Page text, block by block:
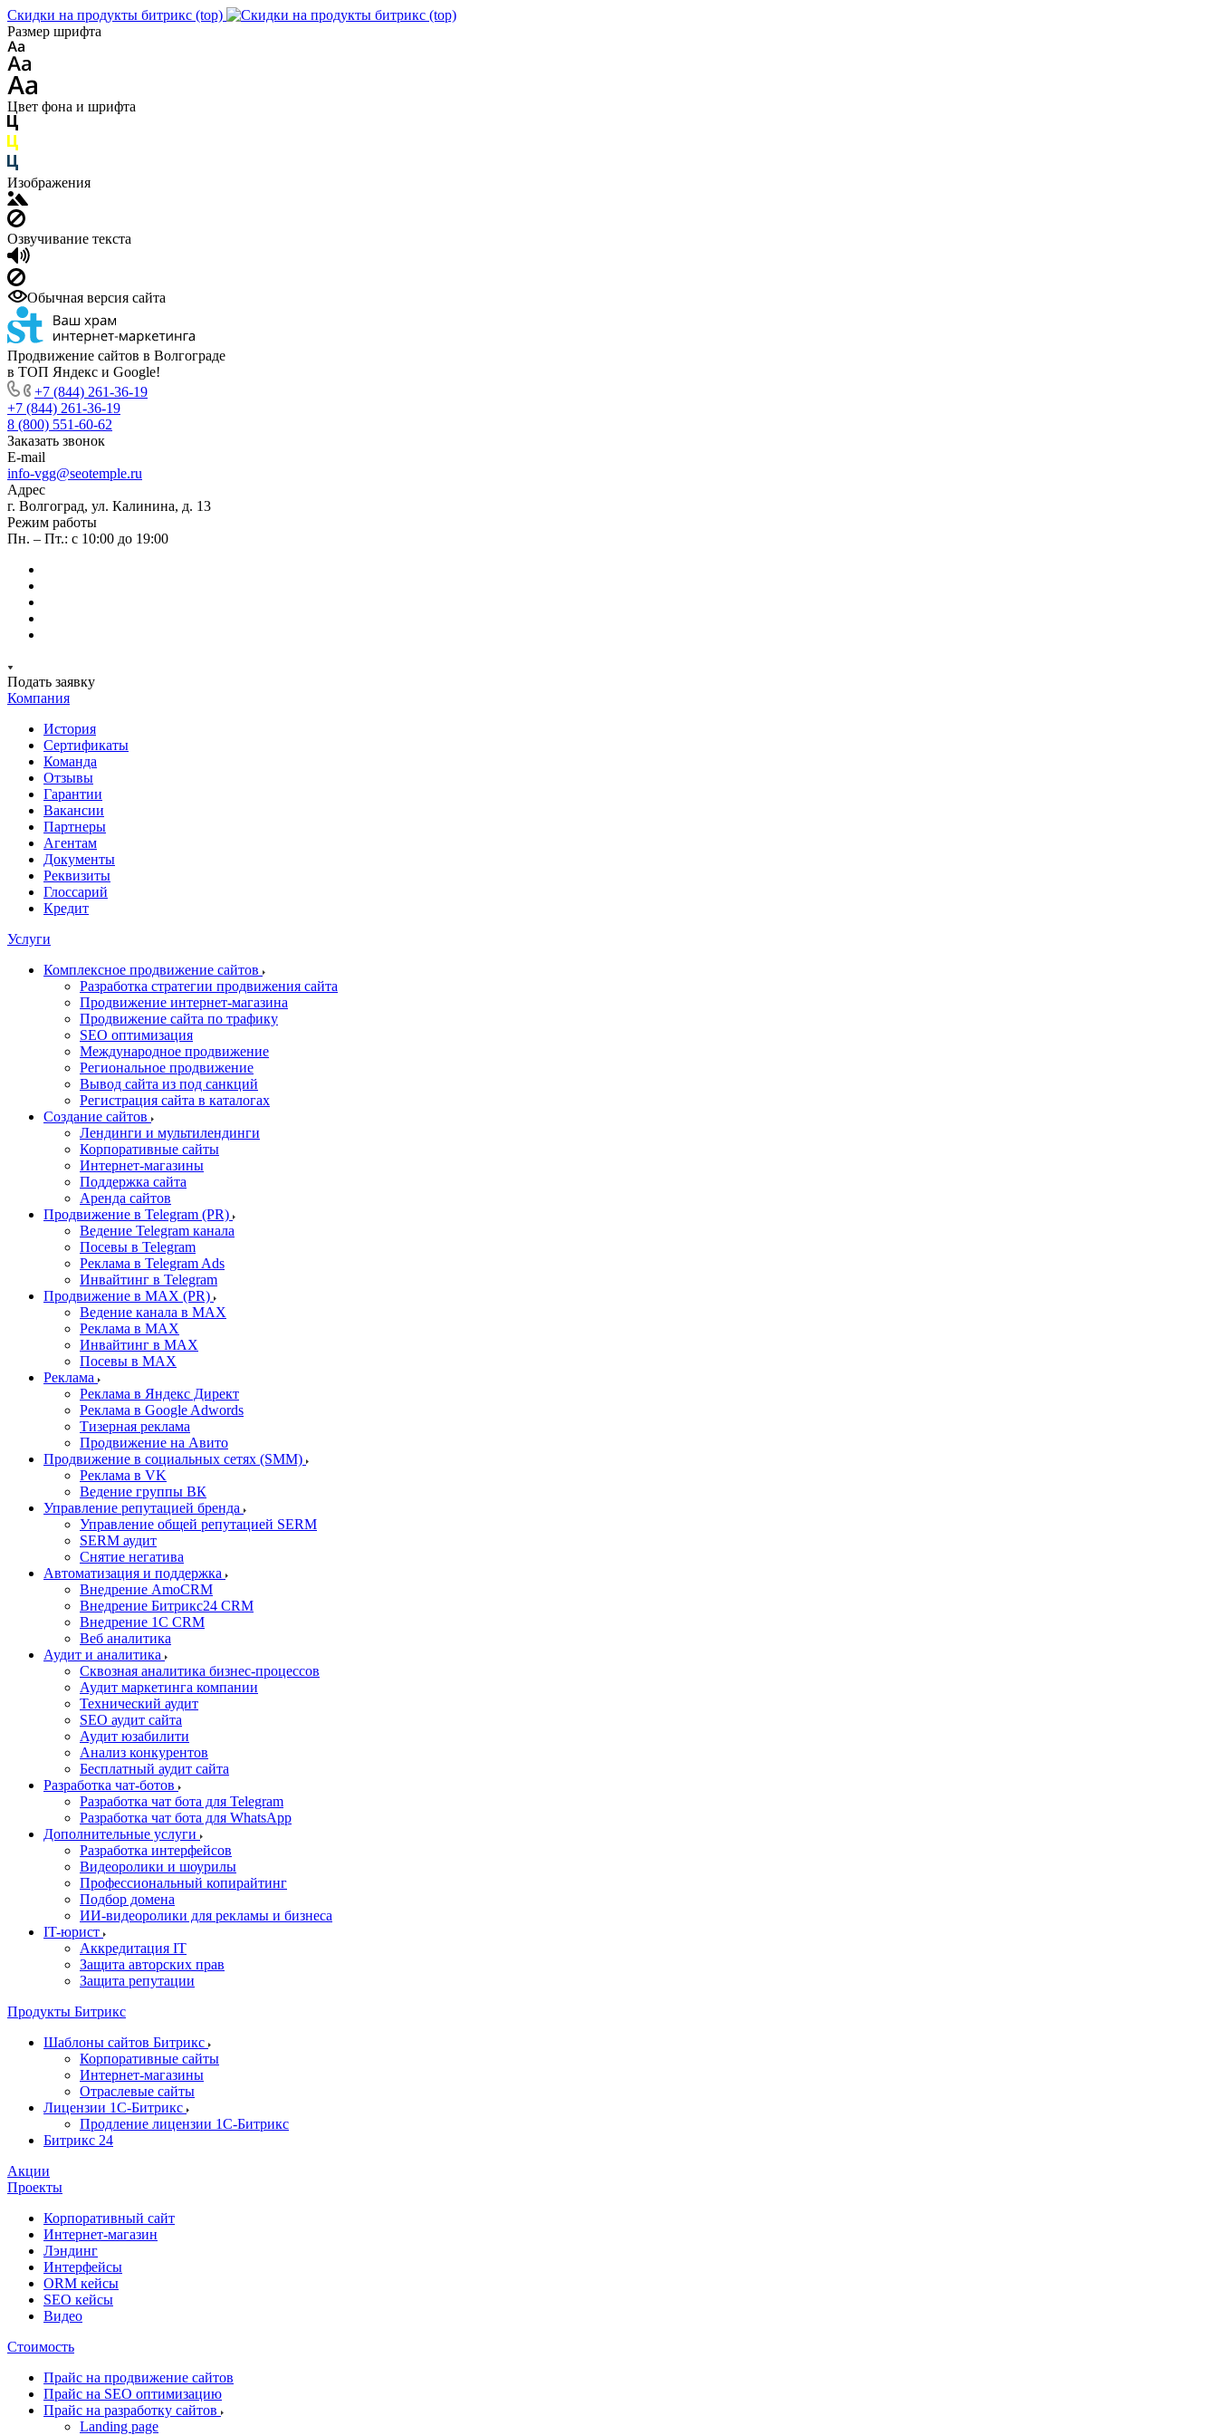
Скидки на продукты битрикс (top)
Размер шрифта
Цвет фона и шрифта
Изображения
Озвучивание текста
Обычная версия сайта
Продвижение сайтов в Волгограде
в ТОП Яндекс и Google!
+7 (844) 261-36-19
+7 (844) 261-36-19
8 (800) 551-60-62
Заказать звонок
E-mail
info-vgg@seotemple.ru
Адрес
г. Волгоград, ул. Калинина, д. 13
Режим работы
Пн. – Пт.: с 10:00 до 19:00
Подать заявку
Компания
История
Сертификаты
Команда
Отзывы
Гарантии
Вакансии
Партнеры
Агентам
Документы
Реквизиты
Глоссарий
Кредит
Услуги
Комплексное продвижение сайтов
Разработка стратегии продвижения сайта
Продвижение интернет-магазина
Продвижение сайта по трафику
SEO оптимизация
Международное продвижение
Региональное продвижение
Вывод сайта из под санкций
Регистрация сайта в каталогах
Создание сайтов
Лендинги и мультилендинги
Корпоративные сайты
Интернет-магазины
Поддержка сайта
Аренда сайтов
Продвижение в Telegram (PR)
Ведение Telegram канала
Посевы в Telegram
Реклама в Telegram Ads
Инвайтинг в Telegram
Продвижение в MAX (PR)
Ведение канала в MAX
Реклама в MAX
Инвайтинг в MAX
Посевы в MAX
Реклама
Реклама в Яндекс Директ
Реклама в Google Adwords
Тизерная реклама
Продвижение на Авито
Продвижение в социальных сетях (SMM)
Реклама в VK
Ведение группы ВК
Управление репутацией бренда
Управление общей репутацией SERM
SERM аудит
Снятие негатива
Автоматизация и поддержка
Внедрение AmoCRM
Внедрение Битрикс24 CRM
Внедрение 1C CRM
Веб аналитика
Аудит и аналитика
Сквозная аналитика бизнес-процессов
Аудит маркетинга компании
Технический аудит
SEO аудит сайта
Аудит юзабилити
Анализ конкурентов
Бесплатный аудит сайта
Разработка чат-ботов
Разработка чат бота для Telegram
Разработка чат бота для WhatsApp
Дополнительные услуги
Разработка интерфейсов
Видеоролики и шоурилы
Профессиональный копирайтинг
Подбор домена
ИИ-видеоролики для рекламы и бизнеса
IT-юрист
Аккредитация IT
Защита авторских прав
Защита репутации
Продукты Битрикс
Шаблоны сайтов Битрикс
Корпоративные сайты
Интернет-магазины
Отраслевые сайты
Лицензии 1С-Битрикс
Продление лицензии 1С-Битрикс
Битрикс 24
Акции
Проекты
Корпоративный сайт
Интернет-магазин
Лэндинг
Интерфейсы
ORM кейсы
SEO кейсы
Видео
Стоимость
Прайс на продвижение сайтов
Прайс на SEO оптимизацию
Прайс на разработку сайтов
Landing page